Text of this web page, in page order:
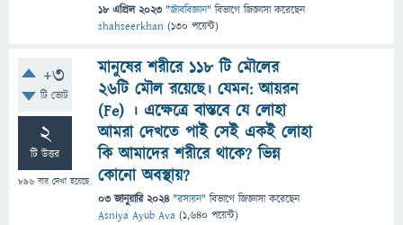
18 এপ্রিল 2023 "জীববিজ্ঞান" বিভাগে জিজ্ঞাসাকরেছেন
shahseerkhan (130 পয়েন্ট)
+3
টি ভোট
2
টি উত্তর
896 বার দেখা হয়েছে
মানুষের শরীরে ১১৮ টি মৌলের
২৬টি মৌল রয়েছে। যেমন: আয়রন
(Fe) । এক্ষেত্রে বাস্তবে যে লোহা
আমরা দেখতে পাই সেই একই লোহা
কি আমাদের শরীরে থাকে? ভিন্ন
কোনো অবস্থায়?
03 জানুয়ারি 2024 "রসায়ন" বিভাগে জিজ্ঞাসাকরেছেন
Asniya Ayub Ava (1,640 পয়েন্ট)